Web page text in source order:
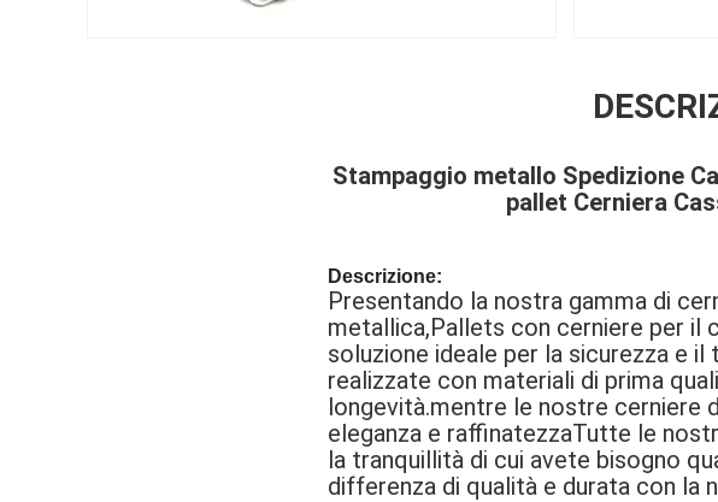
Stampaggio metallo Spedizione
pallet Cerniera
Descrizione:
Presentando la nostra gamma di
metallica,Pallets con cerniere per il
soluzione ideale per la sicurezza e
realizzate con materiali di prima
longevità.mentre le nostre cerniere
eleganza e raffinatezzaTutte le
la tranquillità di cui avete bisogno
differenza di qualità e durata con la